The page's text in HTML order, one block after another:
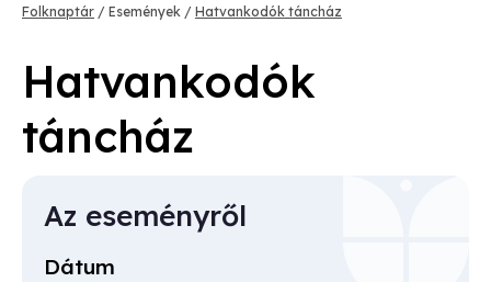
Morzsa
Folknaptár Események Hatvankodók táncház
Hatvankodók
táncház
Az eseményről
Dátum